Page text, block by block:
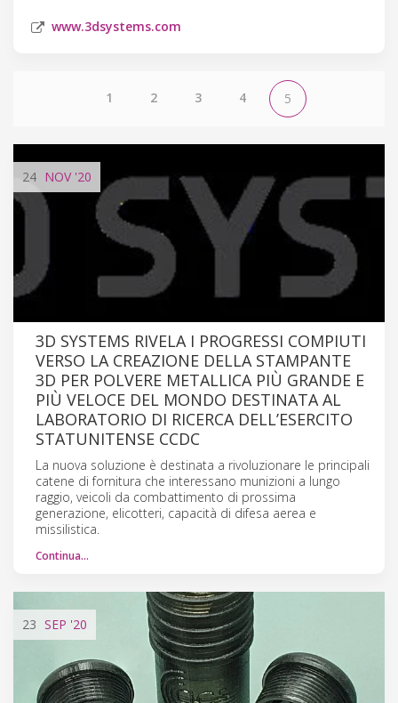
www.3dsystems.com
1 2 3 4 5
24 NOV'20
3D SYSTEMS RIVELA I PROGRESSI COMPIUTI
VERSO LA CREAZIONE DELLA STAMPANTE
3D PER POLVERE METALLICA PIÙ GRANDE E
PIÙ VELOCE DEL MONDO DESTINATA AL
LABORATORIO DI RICERCA DELL’ESERCITO
STATUNITENSE CCDC
La nuova soluzione è destinata a rivoluzionare le principali
catene di fornitura che interessano munizioni a lungo
raggio, veicoli da combattimento di prossima
generazione, elicotteri, capacità di difesa aerea e
missilistica.
Continua…
23 SEP '20